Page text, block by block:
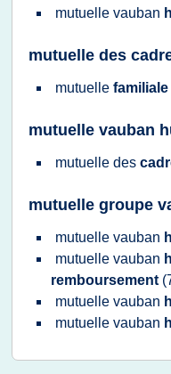
mutuelle vauban
mutuelle des
mutuelle familiale
mutuelle vauban
mutuelle des
mutuelle groupe
mutuelle vauban
mutuelle vauban
remboursement
mutuelle vauban
mutuelle vauban